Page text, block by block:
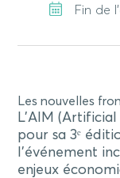
Fin de
Les nouvelles
L’AIM
pour sa 3ᵉ
l’événement
enjeux